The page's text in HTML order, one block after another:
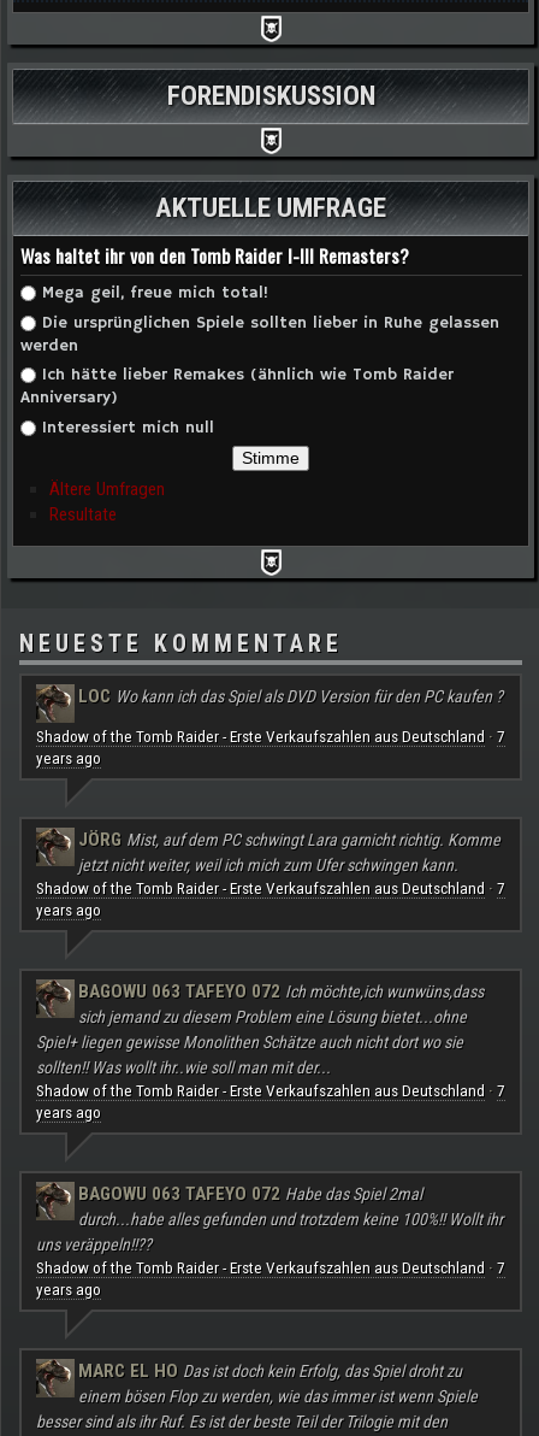
FORENDISKUSSION
AKTUELLE UMFRAGE
Was haltet ihr von den Tomb Raider I-III Remasters?
Auswahlmöglichkeiten
Mega geil, freue mich total!
Die ursprünglichen Spiele sollten lieber in Ruhe gelassen
werden
Ich hätte lieber Remakes (ähnlich wie Tomb Raider
Anniversary)
Interessiert mich null
Ältere Umfragen
Resultate
NEUESTE KOMMENTARE
LOC Wo kann ich das Spiel als DVD Version für den PC kaufen ?
Shadow of the Tomb Raider - Erste Verkaufszahlen aus Deutschland · 7
years ago
JÖRG Mist, auf dem PC schwingt Lara garnicht richtig. Komme
jetzt nicht weiter, weil ich mich zum Ufer schwingen kann.
Shadow of the Tomb Raider - Erste Verkaufszahlen aus Deutschland · 7
years ago
BAGOWU 063 TAFEYO 072 Ich möchte,ich wunwüns,dass
sich jemand zu diesem Problem eine Lösung bietet...ohne
Spiel+ liegen gewisse Monolithen Schätze auch nicht dort wo sie
sollten!! Was wollt ihr..wie soll man mit der...
Shadow of the Tomb Raider - Erste Verkaufszahlen aus Deutschland · 7
years ago
BAGOWU 063 TAFEYO 072 Habe das Spiel 2mal
durch...habe alles gefunden und trotzdem keine 100%!! Wollt ihr
uns veräppeln!!??
Shadow of the Tomb Raider - Erste Verkaufszahlen aus Deutschland · 7
years ago
MARC EL HO Das ist doch kein Erfolg, das Spiel droht zu
einem bösen Flop zu werden, wie das immer ist wenn Spiele
besser sind als ihr Ruf. Es ist der beste Teil der Trilogie mit den